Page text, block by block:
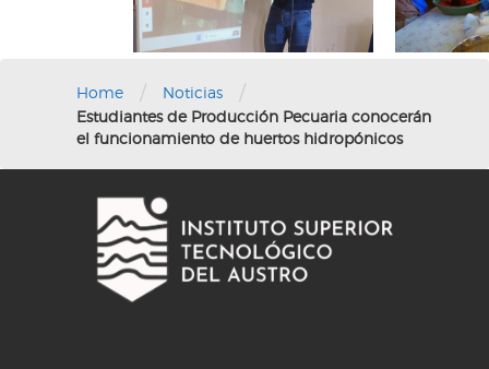
Home / Noticias /
Estudiantes de Producción Pecuaria conocerán
el funcionamiento de huertos hidropónicos